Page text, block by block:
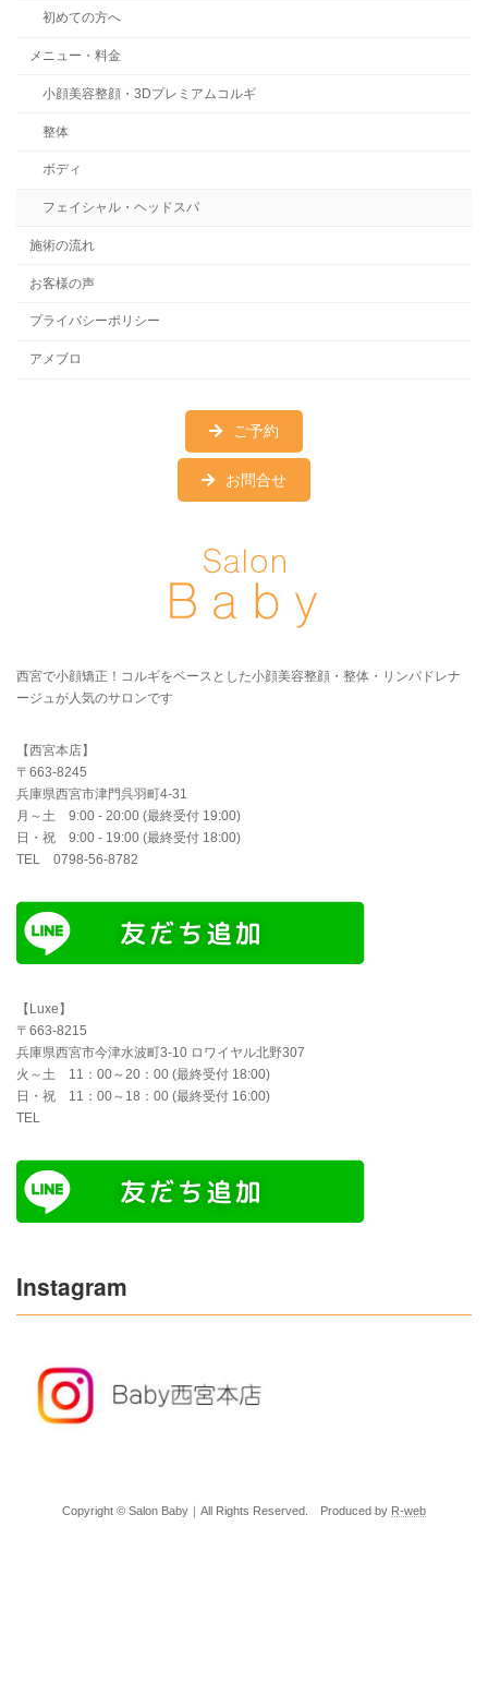
初めての方へ
メニュー・料金
小顔美容整顔・3Dプレミアムコルギ
整体
ボディ
フェイシャル・ヘッドスパ
施術の流れ
お客様の声
プライバシーポリシー
アメブロ
ご予約
お問合せ
西宮で小顔矯正！コルギをベースとした小顔美容整顔・整体・リンパドレナ
ージュが人気のサロンです
【西宮本店】
〒663-8245
兵庫県西宮市津門呉羽町4-31
月～土 9:00 - 20:00 (最終受付 19:00)
日・祝 9:00 - 19:00 (最終受付 18:00)
TEL 0798-56-8782
【Luxe】
〒663-8215
兵庫県西宮市今津水波町3-10 ロワイヤル北野307
火～土 11：00～20：00 (最終受付 18:00)
日・祝 11：00～18：00 (最終受付 16:00)
TEL
Instagram
Copyright © Salon Baby｜All Rights Reserved. Produced by R-web